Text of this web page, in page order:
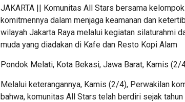
JAKARTA || Komunitas All Stars bersama
komitmennya dalam menjaga keamanan dan
wilayah Jakarta Raya melalui kegiatan silaturahmi
muda yang diadakan di Kafe dan Resto Kopi Alam
Pondok Melati, Kota Bekasi, Jawa Barat, Kamis (2/
Melalui keterangannya, Kamis (2/4), Perwakilan
bahwa, komunitas All Stars telah berdiri sejak